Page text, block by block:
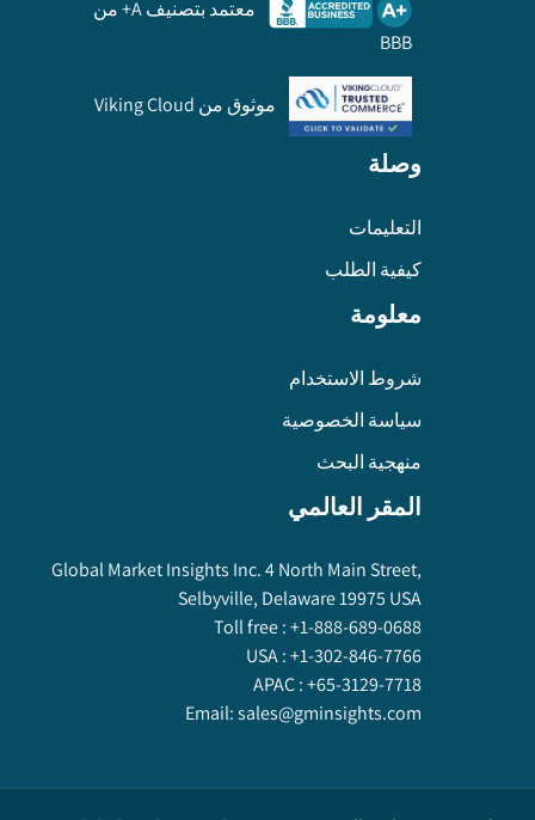
معتمد بتصنيف A+ من
BBB
موثوق من Viking Cloud
وصلة
التعليمات
كيفية الطلب
معلومة
شروط الاستخدام
سياسة الخصوصية
منهجية البحث
المقر العالمي
Global Market Insights Inc. 4 North Main Street,
Selbyville, Delaware 19975 USA
Toll free :+1-888-689-0688
USA :+1-302-846-7766
APAC :+65-3129-7718
Email:sales@gminsights.com